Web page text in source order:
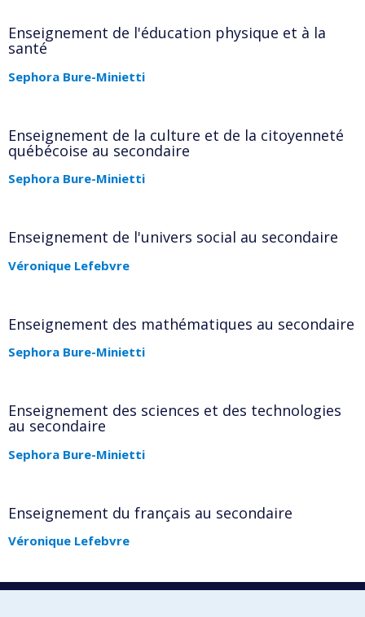
Enseignement de l'éducation physique et à la
santé
Sephora Bure-Minietti
Enseignement de la culture et de la citoyenneté
québécoise au secondaire
Sephora Bure-Minietti
Enseignement de l'univers social au secondaire
Véronique Lefebvre
Enseignement des mathématiques au secondaire
Sephora Bure-Minietti
Enseignement des sciences et des technologies
au secondaire
Sephora Bure-Minietti
Enseignement du français au secondaire
Véronique Lefebvre